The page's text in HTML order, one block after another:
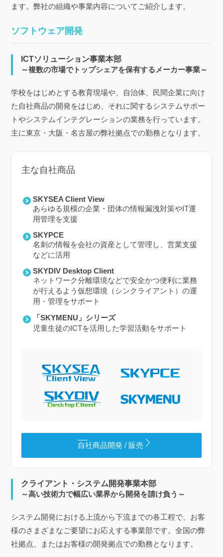
ます。弊社の組織や事業内容についてご紹介します。
ソフトウェア開発
ICTソリューション事業本部
～複数の市場でトップシェアを保有するメーカー事業～
学校をはじめとする教育現場や、自治体、民間企業に向け
た自社商品の開発をはじめ、それに関するシステムサポー
トやシステムインテグレーションの業務を行っています。
主に東京・大阪・名古屋の弊社拠点での勤務となります。
主な自社商品
SKYSEA Client View
あらゆる規模の企業・団体の情報漏洩対策やIT運
用管理を支援
SKYPCE
名刺の情報を会社の資産として管理し、営業支援
などに活用
SKYDIV Desktop Client
ネットワーク分離環境などで安全かつ便利に業務
が行えるよう仮想環境（シンクライアント）の運
用・管理をサポート
「SKYMENU」シリーズ
児童生徒のICTを活用した学習活動をサポート
自社商品開発 / 販売
クライアント・システム開発事業本部
～高い技術力で幅広い業界から開発を請け負う～
システム開発における上流から下流までの各工程で、お客
様のさまざまなご要望にお応えする事業部です。全国の弊
社拠点、またはお客様の開発拠点での勤務となります。